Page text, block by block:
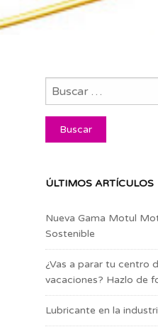
ÚLTIMOS ARTÍCULOS
Nueva Gama Motul
Sostenible
¿Vas a parar tu centro
vacaciones? Hazlo de
Lubricante en la